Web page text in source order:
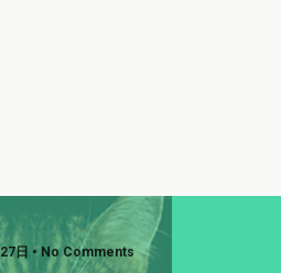
日 • No Comments